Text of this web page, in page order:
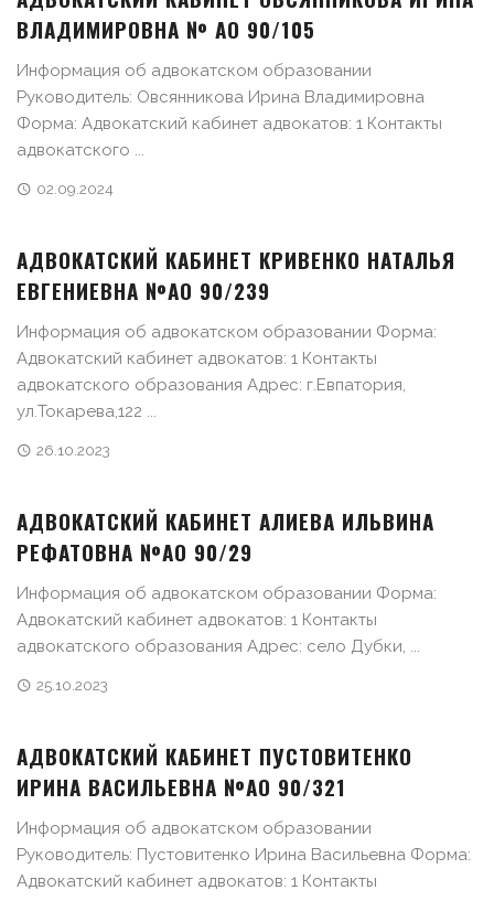
ВЛАДИМИРОВНА № АО 90/105
Информация об адвокатском образовании
Руководитель: Овсянникова Ирина Владимировна
Форма: Адвокатский кабинет адвокатов: 1 Контакты
адвокатского ...
02.09.2024
АДВОКАТСКИЙ КАБИНЕТ КРИВЕНКО НАТАЛЬЯ
ЕВГЕНИЕВНА №АО 90/239
Информация об адвокатском образовании Форма:
Адвокатский кабинет адвокатов: 1 Контакты
адвокатского образования Адрес: г.Евпатория,
ул.Токарева,122 ...
26.10.2023
АДВОКАТСКИЙ КАБИНЕТ АЛИЕВА ИЛЬВИНА
РЕФАТОВНА №АО 90/29
Информация об адвокатском образовании Форма:
Адвокатский кабинет адвокатов: 1 Контакты
адвокатского образования Адрес: село Дубки, ...
25.10.2023
АДВОКАТСКИЙ КАБИНЕТ ПУСТОВИТЕНКО
ИРИНА ВАСИЛЬЕВНА №АО 90/321
Информация об адвокатском образовании
Руководитель: Пустовитенко Ирина Васильевна Форма:
Адвокатский кабинет адвокатов: 1 Контакты